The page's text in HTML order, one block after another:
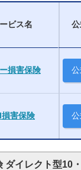
ビス名
損害保険 公
害保険 公
ダイレクト型10